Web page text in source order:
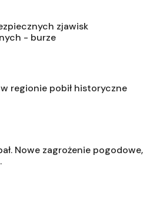
zjawisk
- burze
regionie pobił historyczne
Nowe zagrożenie pogodowe,